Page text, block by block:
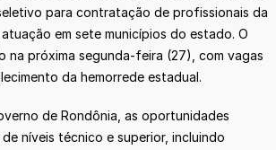
para contratação de profissionais da
em sete municípios do estado. O
na próxima segunda-feira (27), com vagas
da hemorrede estadual.
de Rondônia, as oportunidades
níveis técnico e superior, incluindo